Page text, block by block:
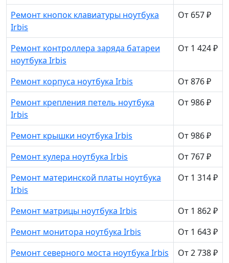
Ремонт кнопок клавиатуры ноутбука
Irbis
От 657 ₽
Ремонт контроллера заряда батареи
ноутбука Irbis
От 1 424 ₽
Ремонт корпуса ноутбука Irbis
От 876 ₽
Ремонт крепления петель ноутбука
Irbis
От 986 ₽
Ремонт крышки ноутбука Irbis
От 986 ₽
Ремонт кулера ноутбука Irbis
От 767 ₽
Ремонт материнской платы ноутбука
Irbis
От 1 314 ₽
Ремонт матрицы ноутбука Irbis
От 1 862 ₽
Ремонт монитора ноутбука Irbis
От 1 643 ₽
Ремонт северного моста ноутбука Irbis
От 2 738 ₽